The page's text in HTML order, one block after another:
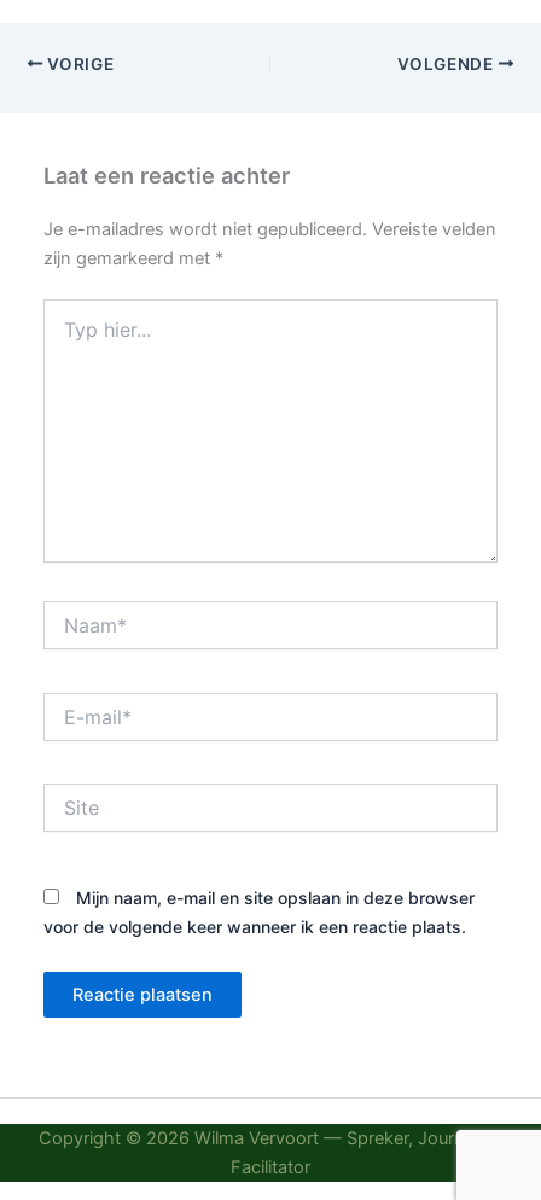
VORIGE VOLGENDE
Laat een reactie achter
Je e-mailadres wordt niet gepubliceerd. Vereiste velden
zijn gemarkeerd met *
hier...
mail*
Mijn naam, e-mail en site opslaan in deze browser
voor de volgende keer wanneer ik een reactie plaats.
Copyright © 2026 Wilma Vervoort — Spreker, Journalist,
Facilitator